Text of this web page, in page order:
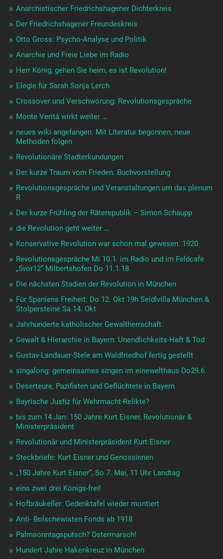
Anarchistischer Friedrichshagener Dichterkreis
Der Friedrichshagener Freundeskreis
Otto Gross: Psycho-Analyse und Politik
Anarchie und Freie Liebe im Radio
Herr König, gehen Sie heim, es ist Revolution!
Elegie für Sarah Sonja Lerch
Crossover und Verschwörung: Revolutionsgespräche
Monte Veritá wirkt weiter …
neues wiki angefangen: Mit Literatur begonnen, neue
Methoden folgen
Revolutionäre Stadterkundungen
Der kurze Traum vom Frieden: Buchvorstellung
Revolutionsgespräche und Veranstaltungen um das plenum
R
Der kurze Frühling der Räterepublik – Simon Schaupp
die Revolution geht weiter …
Konservative Revolution war schon mal gewesen: 1920
Revolutionsgespräche Mi 10.1. im Radio und im Feldcafe
„5vor12“ Milbertshofen Do 11.1.18
Die nächsten Stadien der Revolution in München
Für Spaniens Freiheit: Do 12. Okt 19h Seidlvilla München &
Stolpersteine Sa 14. Okt
Jahrhunderte katholischer Gewaltherrschaft
Gewalt & Hierarchie in Bayern: Unendlichkeits-Haft & Tod
Gustav-Landauer-Stele am Waldfriedhof fertig gestellt
singalong: gemeinsames singen im einewelthaus Do29.6.
Deserteure, Pazifisten und Geflüchtete in Bayern
Bayrische Justiz für Wehrmacht-Relikte?
bis zum 14.Jan: 150 Jahre Kurt Eisner, Revolutionär &
Ministerpräsident
Revolutionär und Ministerpräsident Kurt Eisner
Steckbriefe: Kurt Eisner und Genossinnen
„150 Jahre Kurt Eisner“, So 7. Mai, 11 Uhr Landtag
eins zwei drei Königs-frei!
Hofbräukeller: Gedenktafel wieder montiert
Anti- Bolschewisten Fonds ab 1918
Palmsonntagsputsch? Ostermarsch!
Hundert Jahre Hakenkreuz in München